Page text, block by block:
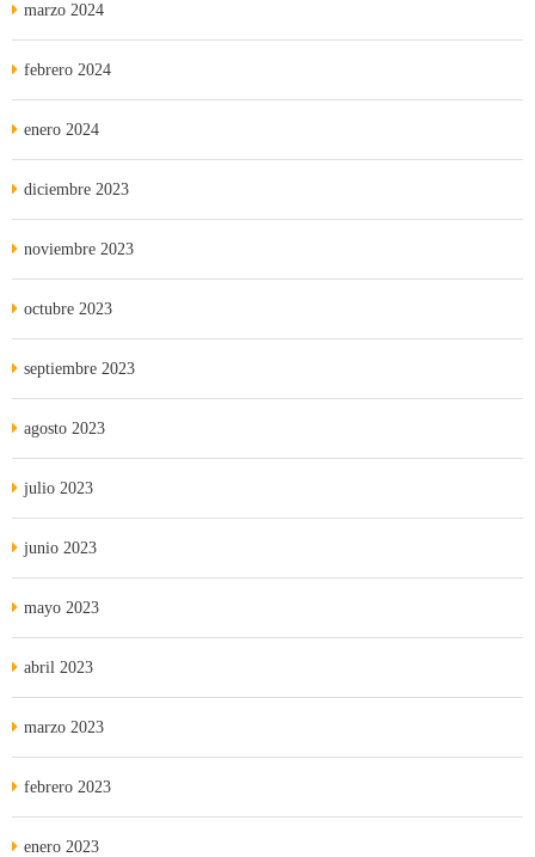
marzo 2024
febrero 2024
enero 2024
diciembre 2023
noviembre 2023
octubre 2023
septiembre 2023
agosto 2023
julio 2023
junio 2023
mayo 2023
abril 2023
marzo 2023
febrero 2023
enero 2023